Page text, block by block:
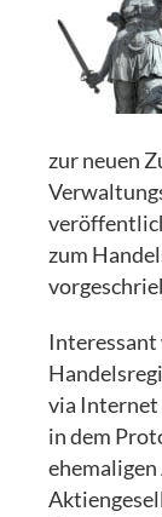
zur neuen
zum
Interessant
via Internet
in dem